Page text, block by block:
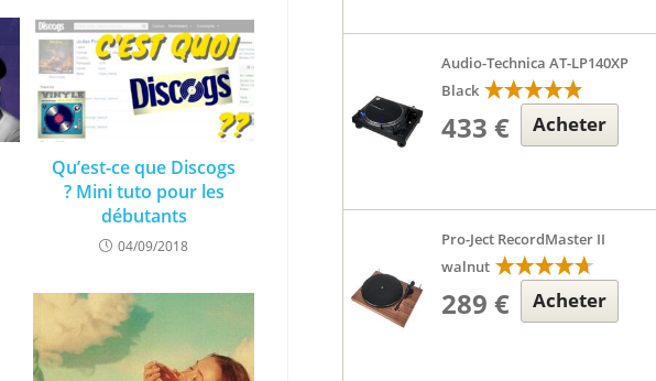
Qu’est-ce que Discogs
? Mini tuto pour les
débutants
04/09/2018
Audio-Technica AT-LP140XP
Black
433 € Acheter
Pro-Ject RecordMaster II
walnut
289 € Acheter